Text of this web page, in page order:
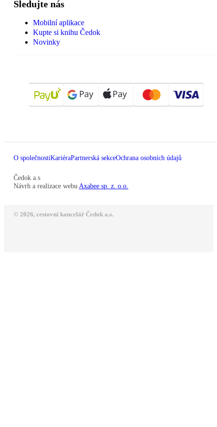
Sledujte nás
Mobilní aplikace
Kupte si knihu Čedok
Novinky
O společnostiKariéraPartnerská sekceOchrana osobních údajů
Čedok a.s
Návrh a realizace webu Axabee sp. z. o.o.
© 2026, cestovní kancelář Čedok a.s.